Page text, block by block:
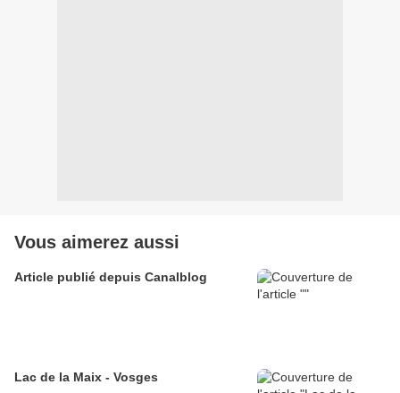
Vous aimerez aussi
Article publié depuis Canalblog
Lac de la Maix - Vosges